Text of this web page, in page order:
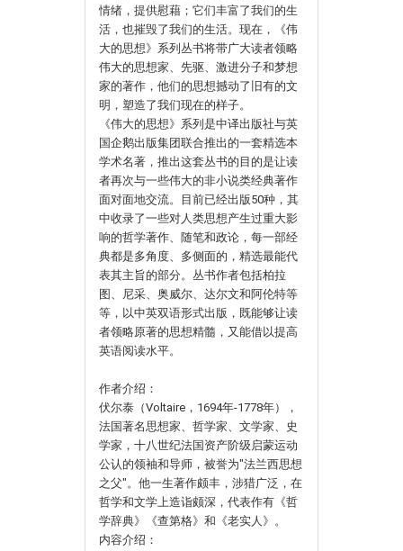
情绪，提供慰藉；它们丰富了我们的生
活，也摧毁了我们的生活。现在，《伟
大的思想》系列丛书将带广大读者领略
伟大的思想家、先驱、激进分子和梦想
家的著作，他们的思想撼动了旧有的文
明，塑造了我们现在的样子。
《伟大的思想》系列是中译出版社与英
国企鹅出版集团联合推出的一套精选本
学术名著，推出这套丛书的目的是让读
者再次与一些伟大的非小说类经典著作
面对面地交流。目前已经出版50种，其
中收录了一些对人类思想产生过重大影
响的哲学著作、随笔和政论，每一部经
典都是多角度、多侧面的，精选最能代
表其主旨的部分。丛书作者包括柏拉
图、尼采、奥威尔、达尔文和阿伦特等
等，以中英双语形式出版，既能够让读
者领略原著的思想精髓，又能借以提高
英语阅读水平。
作者介绍：
伏尔泰（Voltaire，1694年-1778年），
法国著名思想家、哲学家、文学家、史
学家，十八世纪法国资产阶级启蒙运动
公认的领袖和导师，被誉为"法兰西思想
之父"。他一生著作颇丰，涉猎广泛，在
哲学和文学上造诣颇深，代表作有《哲
学辞典》《查第格》和《老实人》。
内容介绍：